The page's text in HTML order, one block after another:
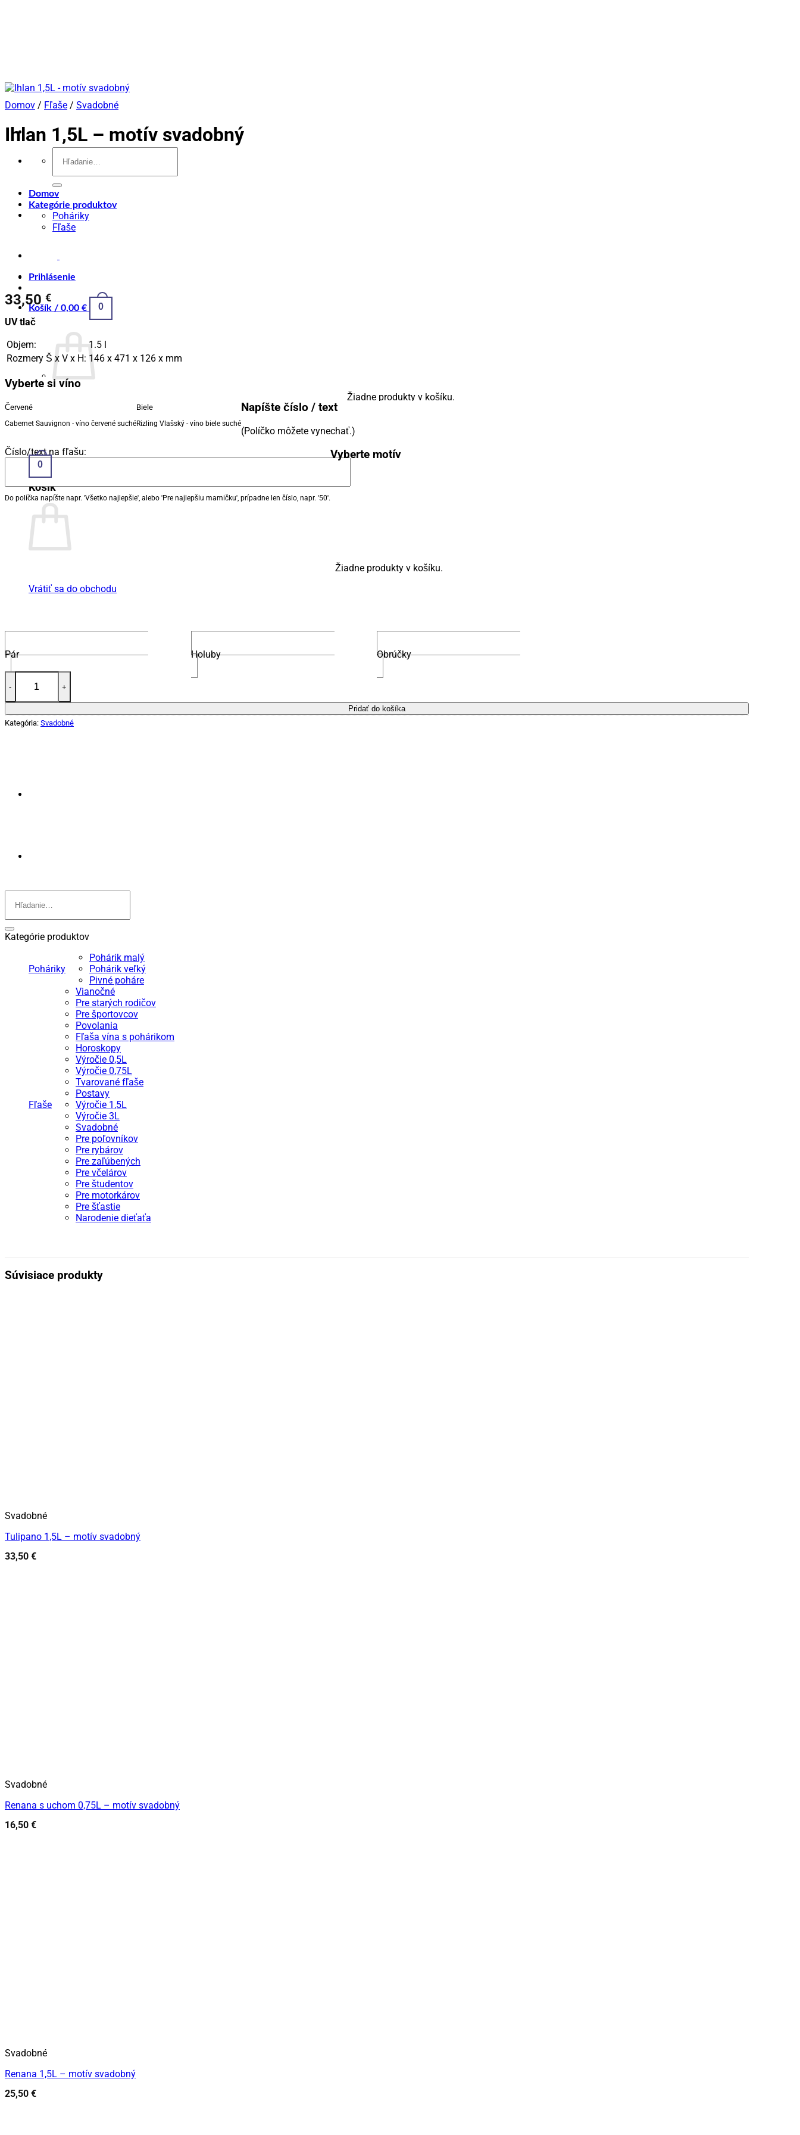
Domov
Kategórie produktov
Poháriky
Fľaše
Prihlásenie
Košík / 0,00 € 0
Žiadne produkty v košíku.
Vrátiť sa do obchodu
0
Košík
Žiadne produkty v košíku.
Vrátiť sa do obchodu
Domov / Fľaše / Svadobné
Ihlan 1,5L – motív svadobný
33,50 €
UV tlač
Objem:
1.5 l
Rozmery Š x V x H: 146 x 471 x 126 x mm
Vyberte si víno
Červené
Cabernet Sauvignon - víno červené suché
Biele
Rizling Vlašský - víno biele suché
Napíšte číslo / text
(Políčko môžete vynechať.)
Číslo/text na fľašu:
Do políčka napíšte napr. 'Všetko najlepšie', alebo 'Pre najlepšiu mamičku', prípadne len číslo, napr. '50'.
Vyberte motív
Pár Holuby
Obrúčky
množstvo Ihlan 1,5L - motív svadobný
Pridať do košíka
Kategória: Svadobné
Kategórie produktov
Poháriky
Pohárik malý
Pohárik veľký
Pivné poháre
Fľaše
Vianočné
Pre starých rodičov
Pre športovcov
Povolania
Fľaša vína s pohárikom
Horoskopy
Výročie 0,5L
Výročie 0,75L
Tvarované fľaše
Postavy
Výročie 1,5L
Výročie 3L
Svadobné
Pre poľovníkov
Pre rybárov
Pre zaľúbených
Pre včelárov
Pre študentov
Pre motorkárov
Pre šťastie
Narodenie dieťaťa
Súvisiace produkty
Svadobné
Tulipano 1,5L – motív svadobný
33,50 €
Svadobné
Renana s uchom 0,75L – motív svadobný
16,50 €
Svadobné
Renana 1,5L – motív svadobný
25,50 €